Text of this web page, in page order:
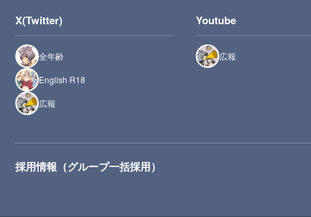
X(Twitter)
全年齢
English R18
広報
Youtube
広報
採用情報（グループ一括採用）